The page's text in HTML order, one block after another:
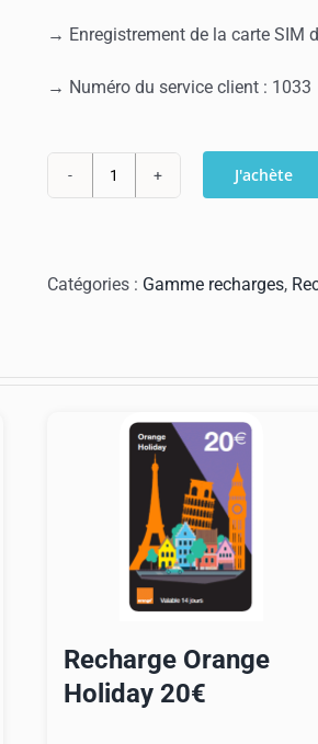
→ Enregistrement de la carte SIM
→ Numéro du service client : 1033
Free
J'achète
Catégories : Gamme recharges,
Recharge Orange
Holiday 20€